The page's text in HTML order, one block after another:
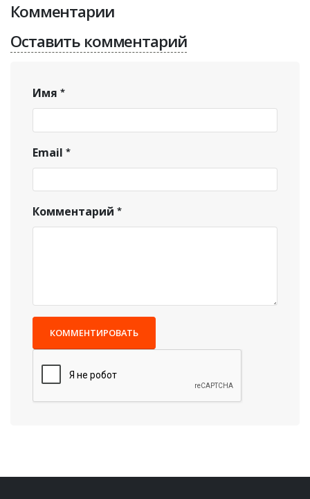
Комментарии
Оставить комментарий
Имя
Email
Комментарий
КОММЕНТИРОВАТЬ